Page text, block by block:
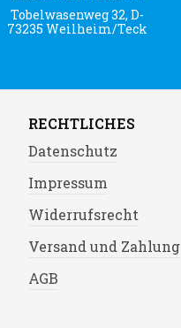
Tobelwasenweg 32, D-
73235 Weilheim/Teck
RECHTLICHES
Datenschutz
Impressum
Widerrufsrecht
Versand und Zahlung
AGB